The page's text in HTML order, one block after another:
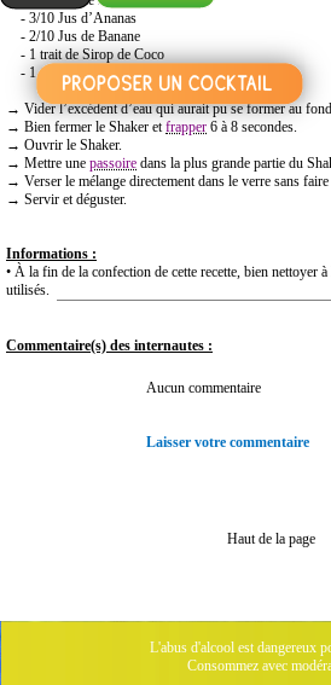
- 3/10 Jus d’Ananas
- 2/10 Jus de Banane
- 1 trait de Sirop de Coco
- 1 trait de Sirop de sucre de Canne
→ Vider l’excédent d’eau qui aurait pu se former au
→ Bien fermer le Shaker etfrapper 6 à 8 secondes.
→ Ouvrir le Shaker.
→ Mettre une passoire dans la plus grande partie du
→ Verser le mélange directement dans le verre sans
→ Servir et déguster.
Informations :
• À la fin de la confection de cette recette, bien nettoyer
utilisés.
Commentaire(s) des internautes :
Aucun commentaire
Laisser votre commentaire
Haut de la page
L'abus d'alcool est dangereux
Consommez avec